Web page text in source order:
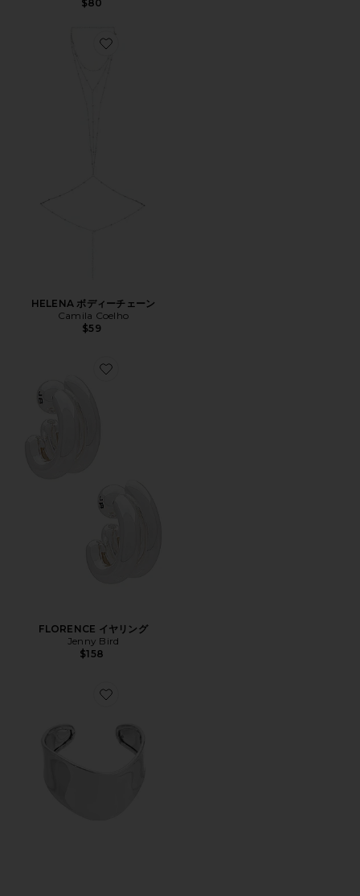
$80
Favorite HELENA ボディーチェーン
HELENA ボディーチェーン
Camila Coelho
$59
Favorite FLORENCE イヤリング
FLORENCE イヤリング
Jenny Bird
$158
Favorite カフ